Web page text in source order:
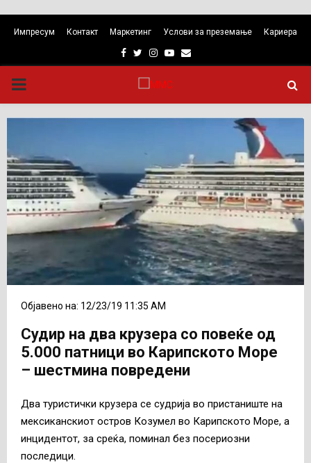
Импресум Контакт Маркетинг Услови за преземање Кариера
Facebook
TwitterInstagram
Youtube
Email
PRIMARY
MENU
Објавено на: 12/23/19 11:35 AM
Судир на два крузера со повеќе од
5.000 патници во Карипското Море
– шестмина повредени
Два туристички крузера се судрија во пристаниште на
мексиканскиот остров Козумел во Карипското Море, а
инцидентот, за среќа, поминал без посериозни
последици.